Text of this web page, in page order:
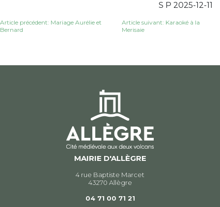
S P 2025-12-11
Navigation
l’article
Article précédent: Mariage Aurélie et
Bernard
Article suivant: Karaoké à la
Merisaie
MAIRIE D'ALLÈGRE
4 rue Baptiste Marcet
43270 Allègre
04 71 00 71 21